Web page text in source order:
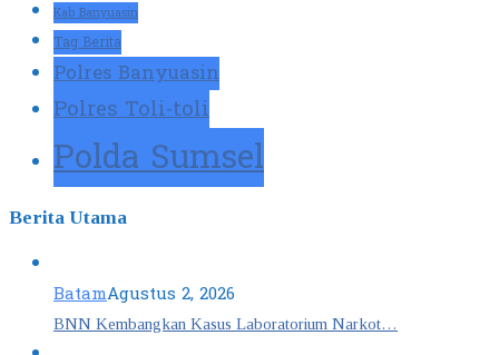
Kab Banyuasin
Tag Berita
Polres Banyuasin
Polres Toli-toli
Polda Sumsel
Berita Utama
BatamAgustus 2, 2026
BNN Kembangkan Kasus Laboratorium Narkot…